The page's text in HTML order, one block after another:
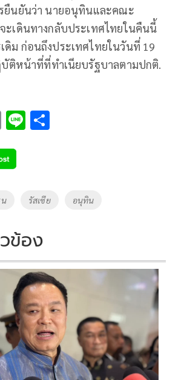
ยืนยันว่า นายอนุทินและคณะ
ะเดินทางกลับประเทศไทยในคืนนี้
ดิม ก่อนถึงประเทศไทยในวันที่ 19
บัติหน้าที่ที่ทำเนียบรัฐบาลตามปกติ.
C
p
y
Li
k
Li
น รัสเซีย อนุทิน
ข้อง